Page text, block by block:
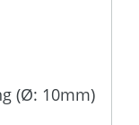
(Ø: 10mm)